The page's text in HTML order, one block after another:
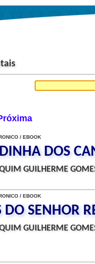
/ EBOOK
DOS
GUILHERME
/ EBOOK
DO SENHOR
GUILHERME